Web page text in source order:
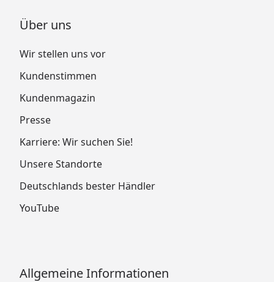
Über uns
Wir stellen uns vor
Kundenstimmen
Kundenmagazin
Presse
Karriere: Wir suchen Sie!
Unsere Standorte
Deutschlands bester Händler
YouTube
Allgemeine Informationen